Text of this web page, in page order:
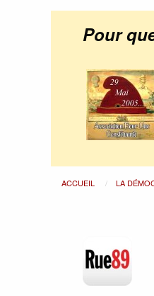
Pour
ACCUEIL LA